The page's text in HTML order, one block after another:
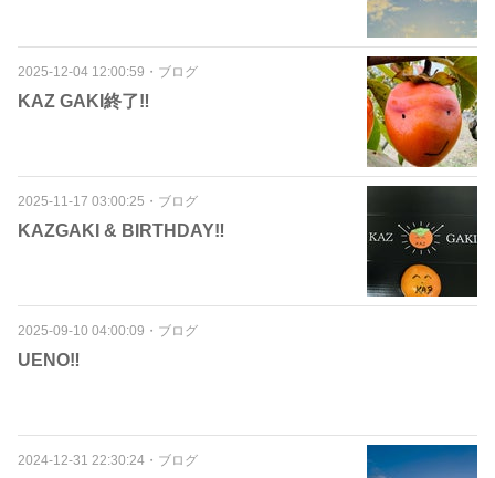
2025-12-04 12:00:59 ・ ブログ
KAZ GAKI終了‼️
2025-11-17 03:00:25 ・ ブログ
KAZGAKI & BIRTHDAY‼️
2025-09-10 04:00:09 ・ ブログ
UENO‼️
2024-12-31 22:30:24 ・ ブログ